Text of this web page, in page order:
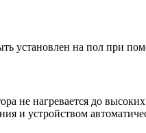
установлен на пол при
не нагревается до
и устройством